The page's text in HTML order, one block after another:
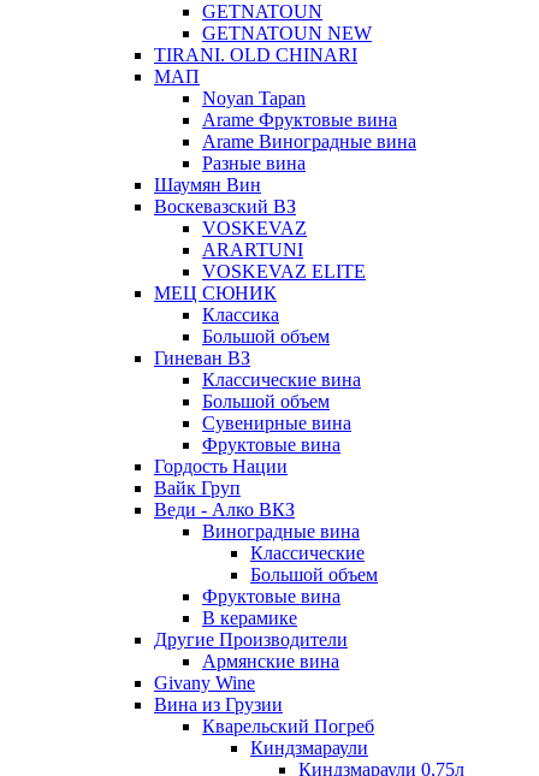
GETNATOUN
GETNATOUN NEW
TIRANI. OLD CHINARI
МАП
Noyan Tapan
Arame Фруктовые вина
Arame Виноградные вина
Разные вина
Шаумян Вин
Воскевазский ВЗ
VOSKEVAZ
ARARTUNI
VOSKEVAZ ELITE
МЕЦ СЮНИК
Классика
Большой объем
Гиневан ВЗ
Классические вина
Большой объем
Сувенирные вина
Фруктовые вина
Гордость Нации
Вайк Груп
Веди - Алко ВКЗ
Виноградные вина
Классические
Большой объем
Фруктовые вина
В керамике
Другие Производители
Армянские вина
Givany Wine
Вина из Грузии
Кварельский Погреб
Киндзмараули
Киндзмараули 0,75л